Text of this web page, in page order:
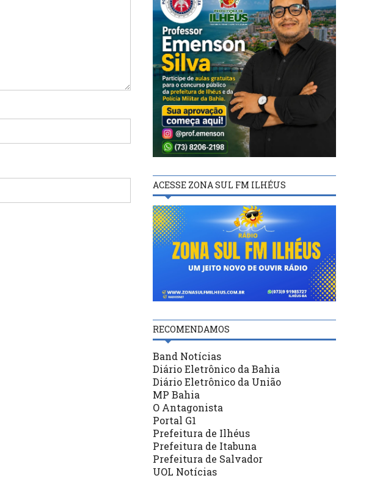
ACESSE ZONA SUL FM ILHÉUS
RECOMENDAMOS
Band Notícias
Diário Eletrônico da Bahia
Diário Eletrônico da União
MP Bahia
O Antagonista
Portal G1
Prefeitura de Ilhéus
Prefeitura de Itabuna
Prefeitura de Salvador
UOL Notícias